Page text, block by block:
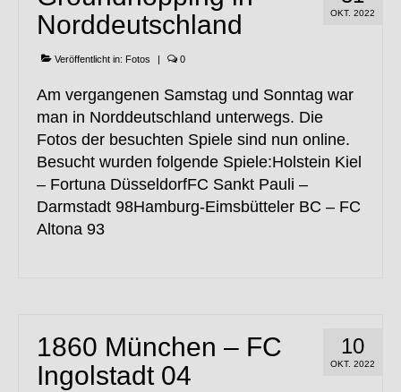
OKT. 2022
Norddeutschland
Veröffentlicht in: Fotos | 0
Am vergangenen Samstag und Sonntag war
man in Norddeutschland unterwegs. Die
Fotos der besuchten Spiele sind nun online.
Besucht wurden folgende Spiele:Holstein Kiel
– Fortuna DüsseldorfFC Sankt Pauli –
Darmstadt 98Hamburg-Eimsbütteler BC – FC
Altona 93
10
OKT. 2022
1860 München – FC
Ingolstadt 04